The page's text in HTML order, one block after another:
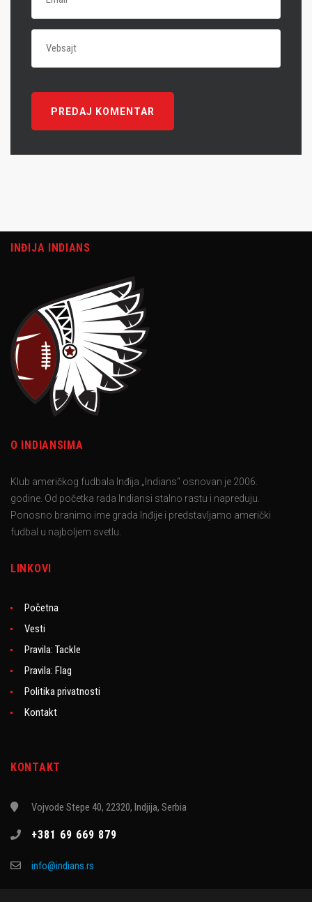
INĐIJA INDIANS
O INDIANSIMA
Klub američkog fudbala Inđija „Indians“ osnovan je 2006.
godine. Od početka rada Indiansi stalno rastu i napreduju.
Ponosno branimo ime grada Inđije i predstavljamo američki
fudbal u najboljem svetlu.
LINKOVI
Početna
Vesti
Pravila: Tackle
Pravila: Flag
Politika privatnosti
Kontakt
KONTAKT
Vojvode Stepe 40, 22320, Indjija, Serbia
+381 69 669 879
info@indians.rs